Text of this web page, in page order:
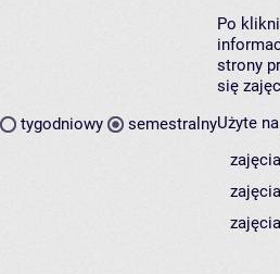
tygodniowy semestralny
Po
strony
się
Użyte